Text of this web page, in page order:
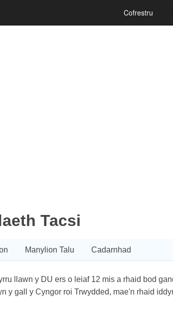
Cofrestru